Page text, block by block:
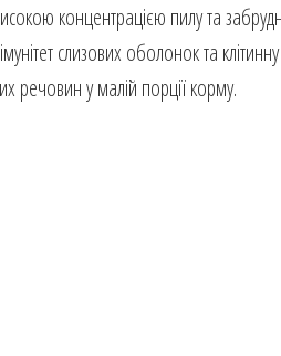
концентрацією пилу та
слизових оболонок та
речовин у малій порції корму.